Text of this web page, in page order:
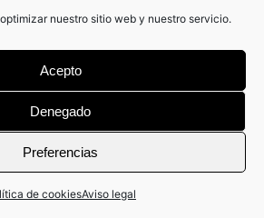
nuestro sitio web y nuestro servicio.
Acepto
Denegado
Preferencias
de cookiesAviso legal
LEGAL
COOKIES
CONFIGURACIÓN
DE
COOKIES
–